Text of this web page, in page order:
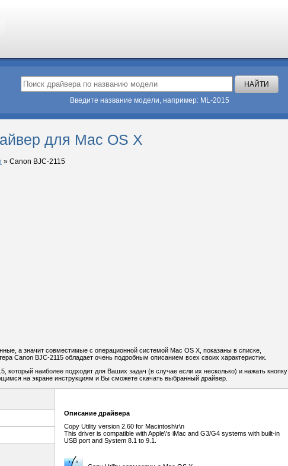
Введите название модели, например: ML-2015
для Mac OS X
» Canon BJC-2115
а значит совместимые с операционной системой Mac OS X, показаны в списке,
Canon BJC-2115 обладает очень подробным описанием всех своих характеристик.
который наиболее подходит для Ваших задач (в случае если их несколько) и нажать кнопку
на экране инструкциям и Вы сможете скачать выбранный драйвер.
Описание драйвера
Copy Utility version 2.60 for Macintosh\r\n
This driver is compatible with Apple\'s iMac and G3/G4 systems with built-in
USB port and System 8.1 to 9.1.